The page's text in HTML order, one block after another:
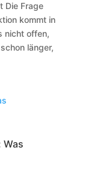
Die Frage
kommt in
nicht offen,
länger,
Was